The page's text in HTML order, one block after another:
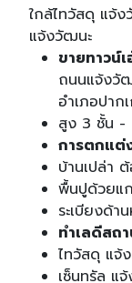
ใกล้ไทวัสดุ แจ้
แจ้งวัฒนะ
ขายทาวน์
ถนนแจ้งวั
อำเภอปา
สูง 3 ชั้น -
การตกแต่
บ้านเปล่า ต้
พื้นปูด้วยแ
ระเบียงด้า
ทำเลดีสถ
ไทวัสดุ แจ้
เซ็นทรัล แ